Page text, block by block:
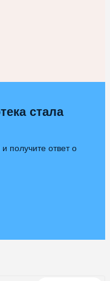
стала
получите ответ о